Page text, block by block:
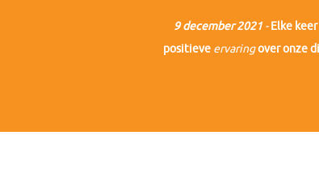
9 december 2021- Elke
positieve ervaringover onze